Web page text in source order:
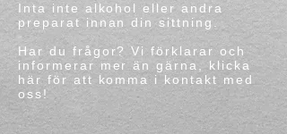
Inta inte alkohol eller andra
preparat innan din sittning.
Har du frågor? Vi förklarar och
informerar mer än gärna, klicka
här för att komma i kontakt med
oss!